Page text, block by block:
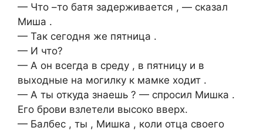
— Что –то батя задерживается , — сказал
Миша .
— Так сегодня же пятница .
— И что?
— А он всегда в среду , в пятницу и в
выходные на могилку к мамке ходит .
— А ты откуда знаешь ? — спросил Мишка .
Его брови взлетели высоко вверх.
— Балбес , ты , Мишка , коли отца своего